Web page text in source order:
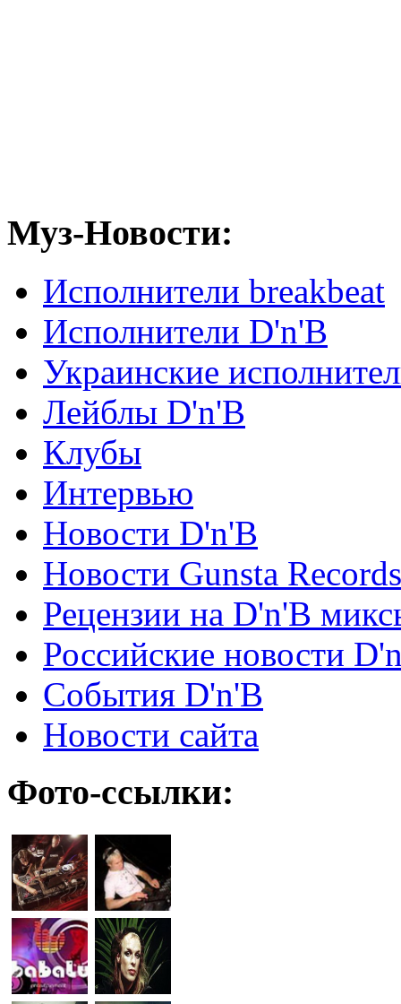
Муз-Новости:
Исполнители breakbeat
Исполнители D'n'B
Украинские
Лейблы D'n'B
Клубы
Интервью
Новости D'n'B
Новости Gunsta Records
Рецензии на D'n'B
Российские новости
События D'n'B
Новости сайта
Фото-ссылки: